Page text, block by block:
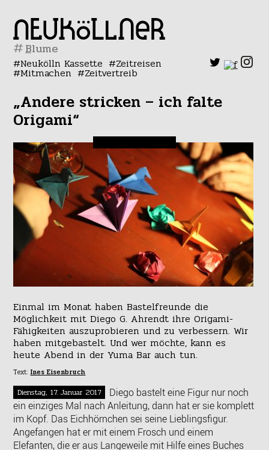
#
Neukölln Kassette Zeitreisen
Mitmachen Zeitvertreib
„Andere stricken – ich falte
Origami“
Einmal im Monat haben Bastelfreunde die
Möglichkeit mit Diego G. Ahrendt ihre Origami-
Fähigkeiten auszuprobieren und zu verbessern. Wir
haben mitgebastelt. Und wer möchte, kann es
heute Abend in der Yuma Bar auch tun.
Text: Ines Eisenbruch
Dienstag, 17. Januar 2017
Diego bastelt eine Figur nur noch
ein einziges Mal nach Anleitung, dann hat er sie komplett
im Kopf. Das Eichhörnchen sei seine Lieblingsfigur.
Angefangen hat er mit einem Frosch und einem
Elefanten, die er aus Langeweile mit Hilfe eines Buches